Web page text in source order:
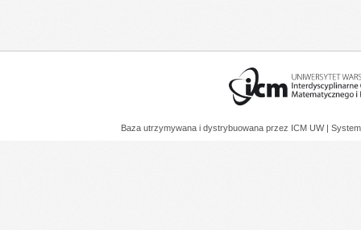
Baza utrzymywana i dystrybuowana przez ICM UW |